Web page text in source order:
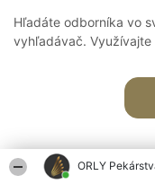
ORLY
Hľadáte odborníka vo
vyhľadávač. Využívajte